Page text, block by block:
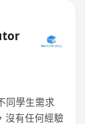
同學生需求
沒有任何經驗